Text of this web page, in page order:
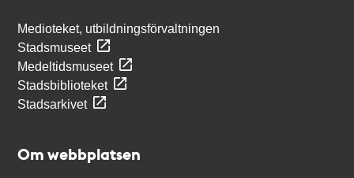
Medioteket, utbildningsförvaltningen
Stadsmuseet
Medeltidsmuseet
Stadsbiblioteket
Stadsarkivet
Om webbplatsen